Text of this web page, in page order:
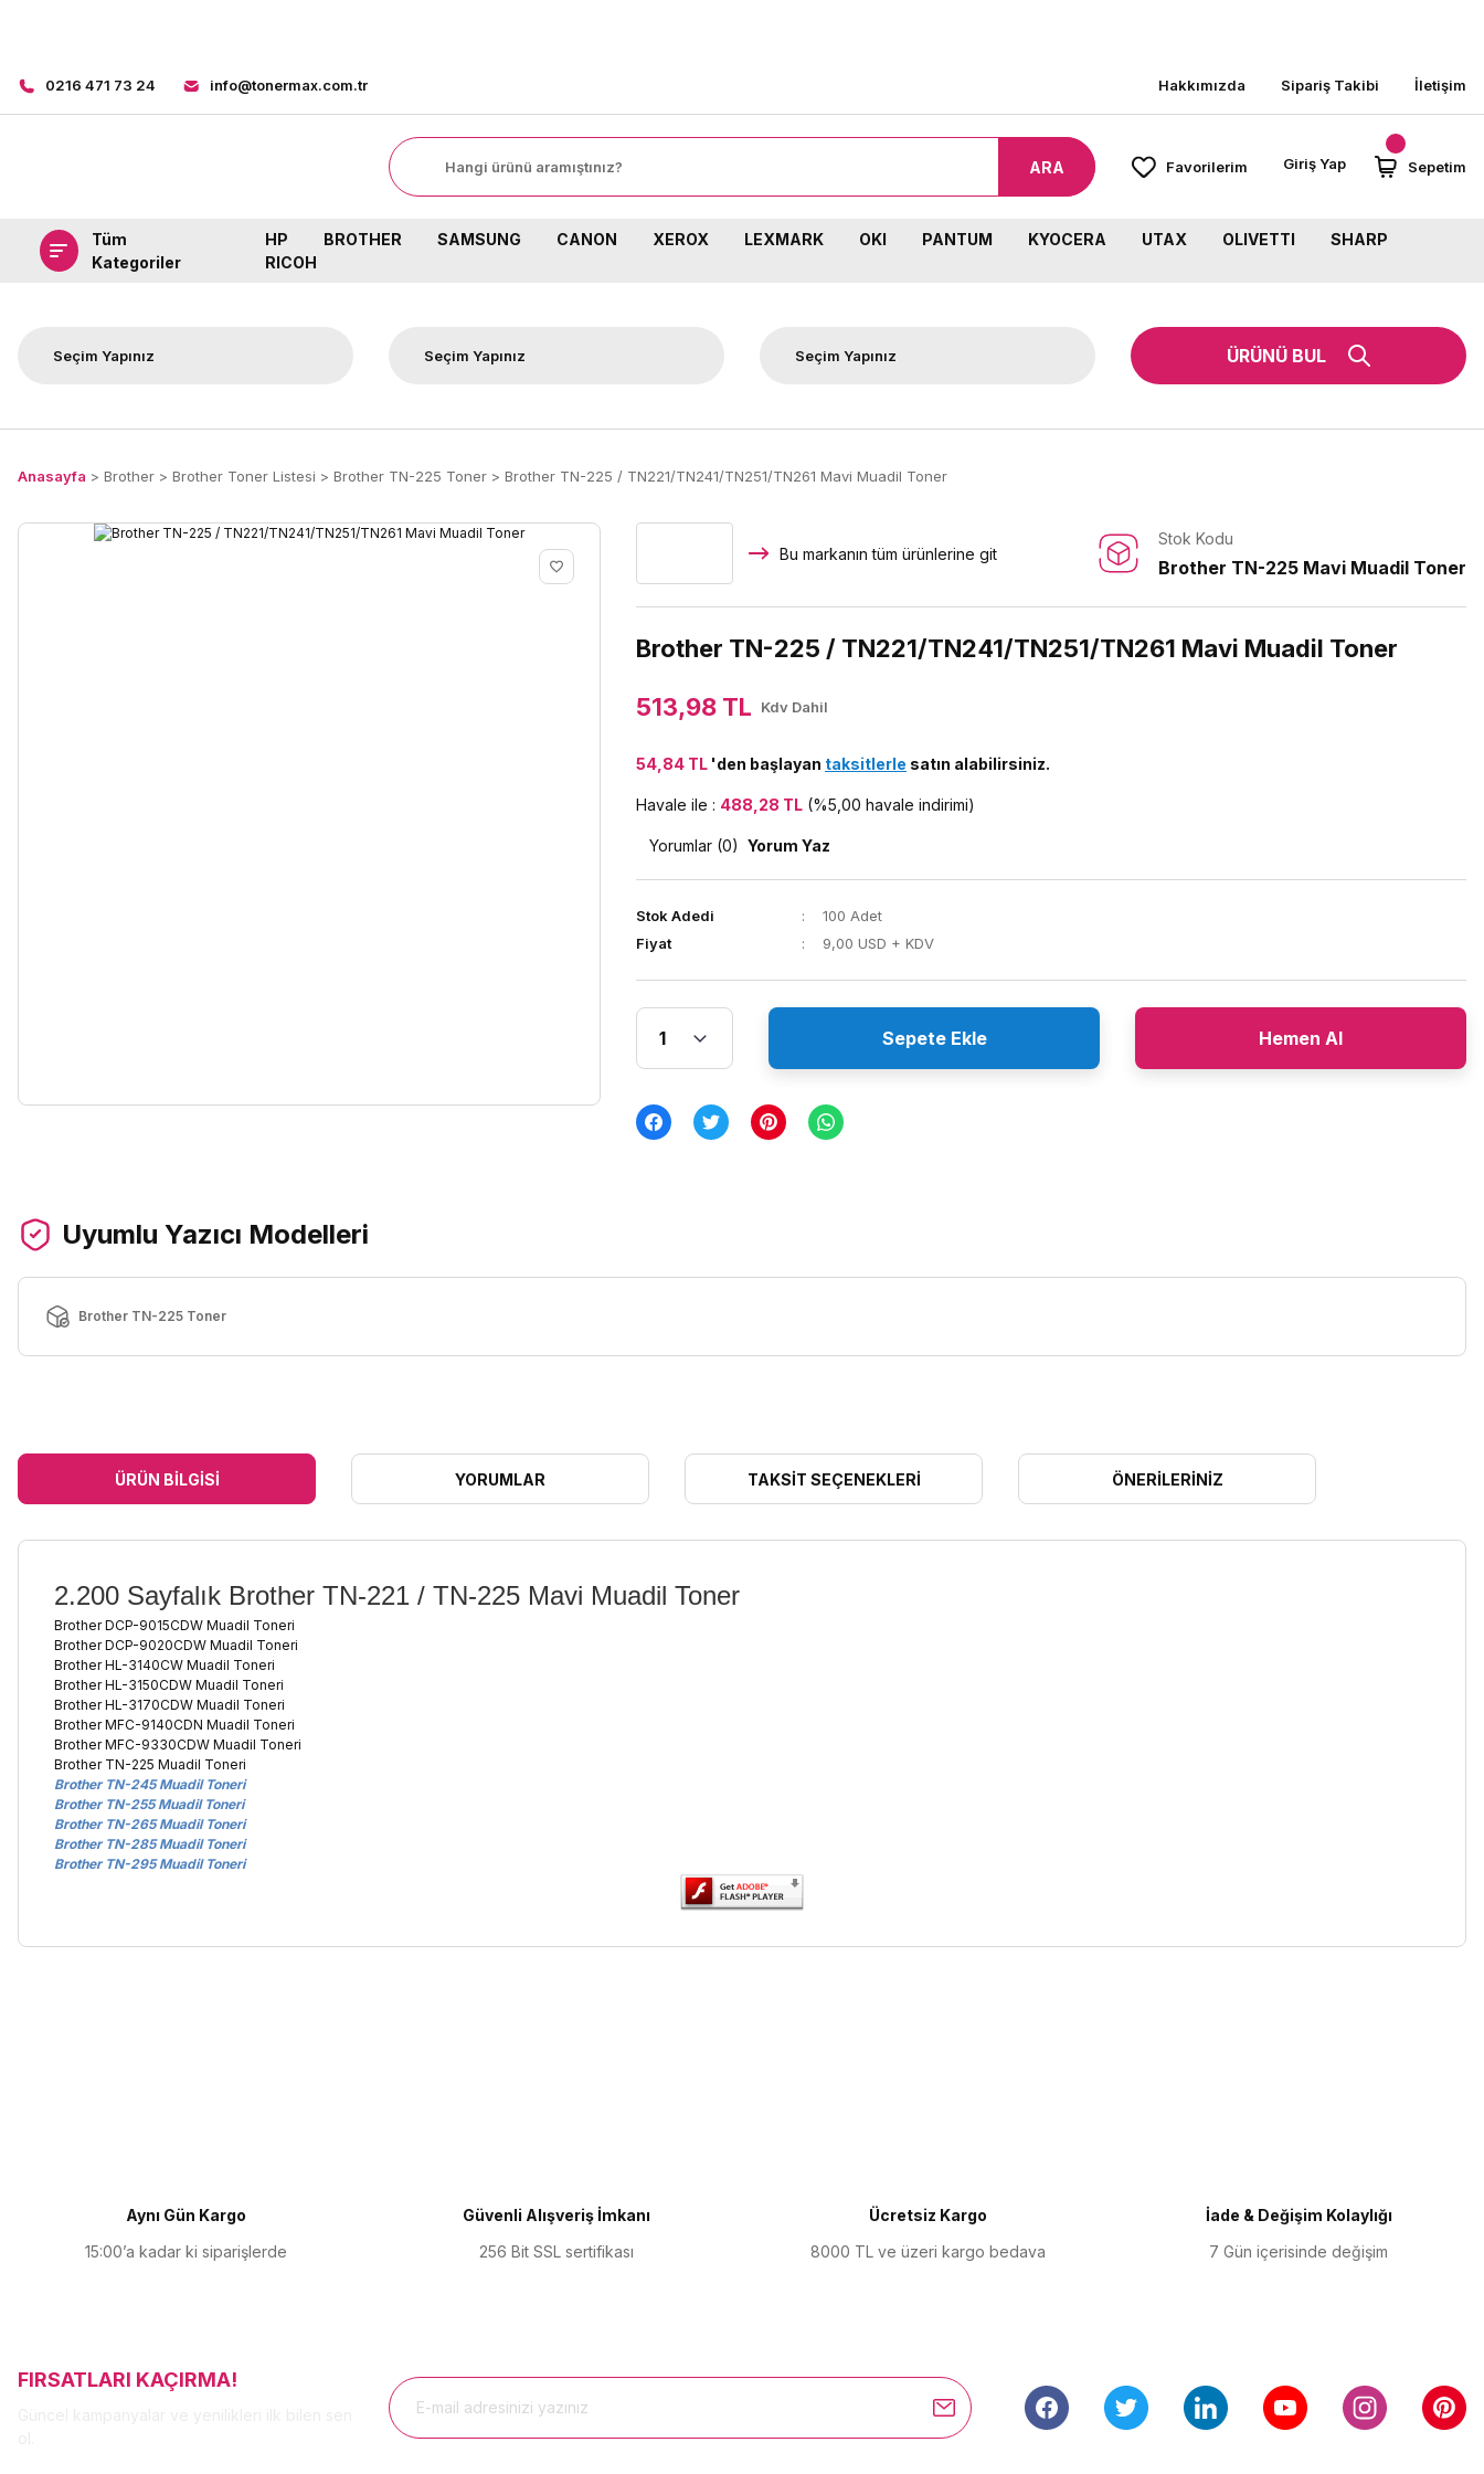
0216 471 73 24 info@tonermax.com.tr Hakkımızda Sipariş Takibi İletişim
ARA Favorilerim Giriş Yap Sepetim
Tüm
Kategoriler
HP BROTHER SAMSUNG CANON XEROX LEXMARK OKI PANTUM KYOCERA UTAX OLIVETTI
SHARP
RICOH
ÜRÜNÜ BUL
Anasayfa Brother Brother Toner Listesi Brother TN-225 Toner Brother TN-225 / TN221/TN241/TN251/TN261 Mavi Muadil Toner
Bu markanın tüm ürünlerine git
Stok Kodu
Brother TN-225 Mavi Muadil Toner
Brother TN-225 / TN221/TN241/TN251/TN261 Mavi Muadil Toner
513,98 TL Kdv Dahil
54,84 TL 'den başlayan taksitlerle satın alabilirsiniz.
Havale ile : 488,28 TL (%5,00 havale indirimi)
Yorumlar (0) Yorum Yaz
Stok Adedi
100 Adet
Fiyat
9,00 USD + KDV
Sepete Ekle Hemen Al
Uyumlu Yazıcı Modelleri
Brother TN-225 Toner
ÜRÜN BILGISI YORUMLAR TAKSIT SEÇENEKLERI ÖNERILERINIZ
2.200 Sayfalık Brother TN-221 / TN-225 Mavi Muadil Toner
Brother DCP-9015CDW Muadil Toneri
Brother DCP-9020CDW Muadil Toneri
Brother HL-3140CW Muadil Toneri
Brother HL-3150CDW Muadil Toneri
Brother HL-3170CDW Muadil Toneri
Brother MFC-9140CDN Muadil Toneri
Brother MFC-9330CDW Muadil Toneri
Brother TN-225 Muadil Toneri
Brother TN-245 Muadil Toneri
Brother TN-255 Muadil Toneri
Brother TN-265 Muadil Toneri
Brother TN-285 Muadil Toneri
Brother TN-295 Muadil Toneri
Bu ürüne benzer farklı alternatifler olmalı.
Gönder
Aynı Gün Kargo
15:00’a kadar ki siparişlerde
Güvenli Alışveriş İmkanı
256 Bit SSL sertifikası
Ücretsiz Kargo
8000 TL ve üzeri kargo bedava
İade & Değişim Kolaylığı
7 Gün içerisinde değişim
FIRSATLARI KAÇIRMA!